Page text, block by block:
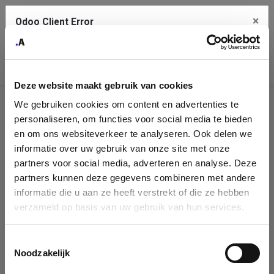
Deze website maakt gebruik van cookies
We gebruiken cookies om content en advertenties te
personaliseren, om functies voor social media te bieden
en om ons websiteverkeer te analyseren. Ook delen we
informatie over uw gebruik van onze site met onze
partners voor social media, adverteren en analyse. Deze
partners kunnen deze gegevens combineren met andere
informatie die u aan ze heeft verstrekt of die ze hebben
verzameld op basis van uw gebruik van hun services.
Noodzakelijk
Company
Identification
Please fill in your company details
You can search a company in our database by name, VAT or
enterprise ID. When a company is selected it will auto-complete the
form. If you don't find your company in our database, you can create
Odoo Client Error ×
service.
See details
Ok